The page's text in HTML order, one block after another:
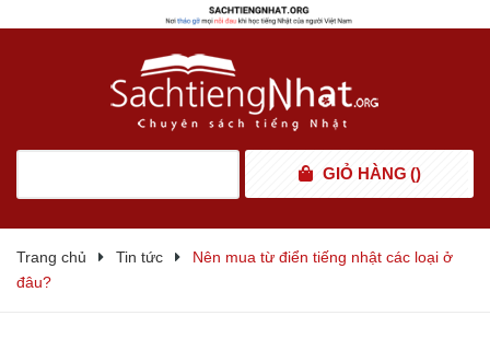
GIỎ HÀNG ()
Trang chủ Tin tức
Nên mua từ điển tiếng nhật các loại ở
đâu?